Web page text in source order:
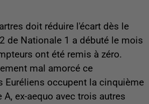
doit réduire l'écart dès le
de Nationale 1 a débuté le mois
ont été remis à zéro.
mal amorcé ce
Euréliens occupent la cinquième
A, ex-aequo avec trois autres